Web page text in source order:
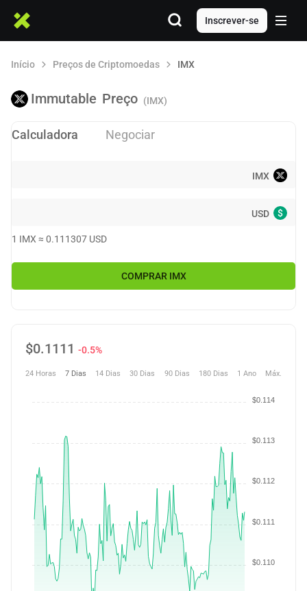
Inscrever-se
Início Preços de Criptomoedas IMX
Immutable Preço (IMX)
Calculadora Negociar
IMX
USD $
1 IMX ≈ 0.111307 USD
COMPRAR IMX
$0.1111 -0.5%
24 Horas 7 Dias 14 Dias 30 Dias 90 Dias 180 Dias 1 Ano Máx.
$0.110
$0.111
$0.112
$0.113
$0.114